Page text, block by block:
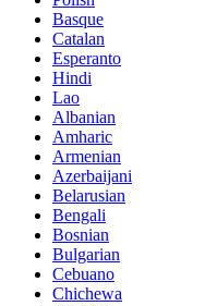
Basque
Catalan
Esperanto
Hindi
Lao
Albanian
Amharic
Armenian
Azerbaijani
Belarusian
Bengali
Bosnian
Bulgarian
Cebuano
Chichewa